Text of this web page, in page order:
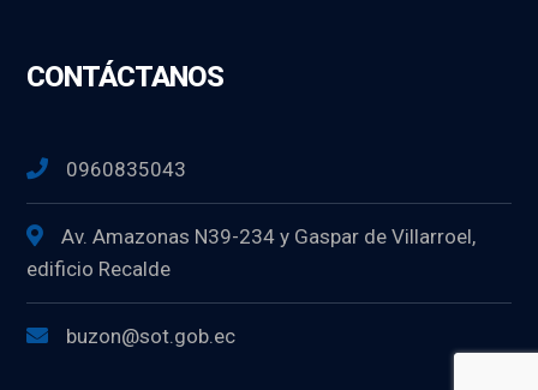
CONTÁCTANOS
0960835043
Av. Amazonas N39-234 y Gaspar de Villarroel,
edificio Recalde
buzon@sot.gob.ec